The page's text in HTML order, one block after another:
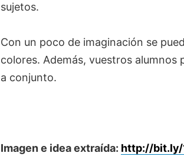
sujetos.
Con un poco de imaginación se
colores. Además, vuestros alumnos
a conjunto.
Imagen e idea extraída: http://bit.ly/